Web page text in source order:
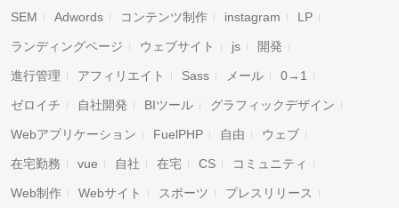
SEM Adwords コンテンツ制作 instagram LP
ランディングページ ウェブサイト js 開発
進行管理 アフィリエイト Sass メール 0→1
ゼロイチ 自社開発 BIツール グラフィックデザイン
Webアプリケーション FuelPHP 自由 ウェブ
在宅勤務 vue 自社 在宅 CS コミュニティ
Web制作 Webサイト スポーツ プレスリリース